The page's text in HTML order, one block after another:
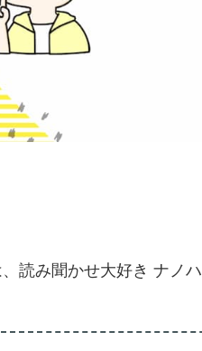
読み聞かせ大好き ナノ